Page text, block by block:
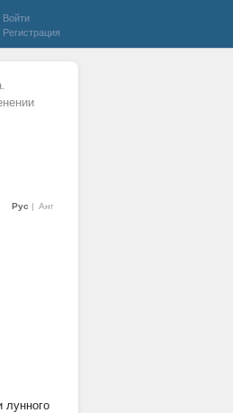
Войти
Регистрация
Рус Анг
лунного